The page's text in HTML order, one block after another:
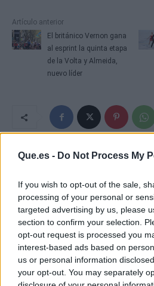
Que.es - Do Not Process My
If you wish to opt-out of the sale,
processing of your personal or
targeted advertising by us, please
section to confirm your selection.
opt-out request is processed you
interest-based ads based on
us or personal information
your opt-out. You may separately
Artículo anterior
El británico Vernon gana
al esprint la quinta etapa
de la Volta y Almeida,
nuevo líder